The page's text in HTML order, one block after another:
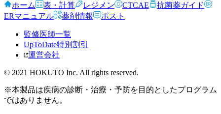
ホーム
表・計算 レジメン CTCAE
抗菌薬ガイド
ERマニュアル
薬剤情報 ポスト
監修医師一覧
UpToDate特別割引
運営会社
© 2021 HOKUTO Inc. All rights reserved.
※本製品は疾病の診断・治療・予防を目的としたプログラム
ではありません。